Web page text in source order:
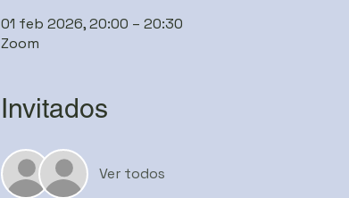
01 feb 2026, 20:00 – 20:30
Zoom
Invitados
Ver todos